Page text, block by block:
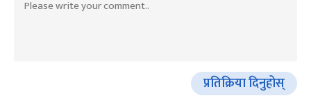
प्रतिक्रिया दिनुहोस्